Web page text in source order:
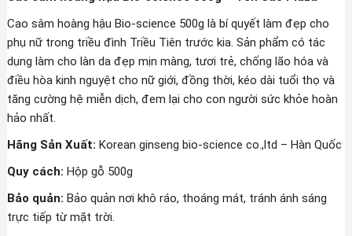
số
lượng
Cao sâm hoàng hậu Bio-science 500g là bí quyết làm đẹp cho
phụ nữ trong triều đình Triều Tiên trước kia. Sản phẩm có tác
dụng làm cho làn da đẹp mịn màng, tươi trẻ, chống lão hóa và
điều hòa kinh nguyệt cho nữ giới, đồng thời, kéo dài tuổi thọ và
tăng cường hệ miễn dịch, đem lại cho con người sức khỏe hoàn
hảo nhất.
Hãng Sản Xuất: Korean ginseng bio-science co.,ltd – Hàn Quốc
Quy cách: Hộp gỗ 500g
Bảo quản: Bảo quản nơi khô ráo, thoáng mát, tránh ánh sáng
trực tiếp từ mặt trời.